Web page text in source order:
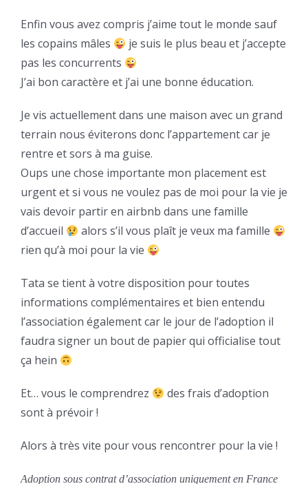
Enfin vous avez compris j’aime tout le monde sauf
les copains mâles
je suis le plus beau et j’accepte
pas les concurrents
J’ai bon caractère et j’ai une bonne éducation.
Je vis actuellement dans une maison avec un grand
terrain nous éviterons donc l’appartement car je
rentre et sors à ma guise.
Oups une chose importante mon placement est
urgent et si vous ne voulez pas de moi pour la vie je
vais devoir partir en airbnb dans une famille
d’accueil
alors s’il vous plaît je veux ma famille
rien qu’à moi pour la vie
Tata se tient à votre disposition pour toutes
informations complémentaires et bien entendu
l’association également car le jour de l’adoption il
faudra signer un bout de papier qui officialise tout
ça hein
Et… vous le comprendrez
des frais d’adoption
sont à prévoir !
Alors à très vite pour vous rencontrer pour la vie !
Adoption sous contrat d’association uniquement en France